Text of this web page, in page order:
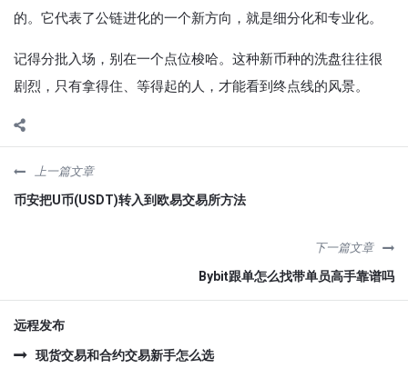
的。它代表了公链进化的一个新方向，就是细分化和专业化。
记得分批入场，别在一个点位梭哈。这种新币种的洗盘往往很
剧烈，只有拿得住、等得起的人，才能看到终点线的风景。
上一篇文章
币安把U币(USDT)转入到欧易交易所方法
下一篇文章
Bybit跟单怎么找带单员高手靠谱吗
远程发布
现货交易和合约交易新手怎么选